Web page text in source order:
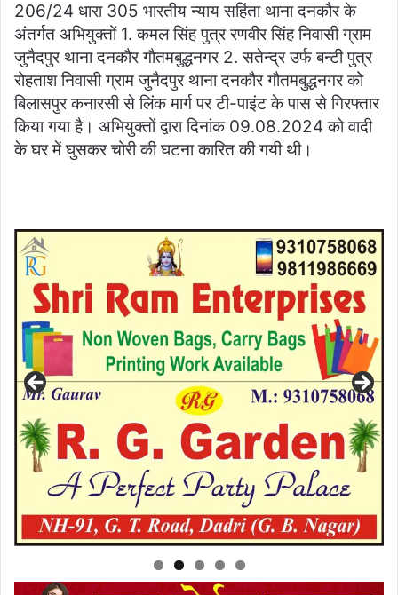
206/24 धारा 305 भारतीय न्याय सहिंता थाना दनकौर के
अंतर्गत अभियुक्तों 1. कमल सिंह पुत्र रणवीर सिंह निवासी ग्राम
जुनैदपुर थाना दनकौर गौतमबुद्धनगर 2. सतेन्द्र उर्फ बन्टी पुत्र
रोहताश निवासी ग्राम जुनैदपुर थाना दनकौर गौतमबुद्धनगर को
बिलासपुर कनारसी से लिंक मार्ग पर टी-पाइंट के पास से गिरफ्तार
किया गया है। अभियुक्तों द्वारा दिनांक 09.08.2024 को वादी
के घर में घुसकर चोरी की घटना कारित की गयी थी।